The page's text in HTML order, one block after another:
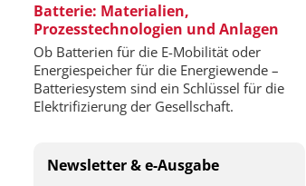
Batterie: Materialien,
Prozesstechnologien und Anlagen
Ob Batterien für die E-Mobilität oder
Energiespeicher für die Energiewende –
Batteriesystem sind ein Schlüssel für die
Elektrifizierung der Gesellschaft.
Newsletter & e-Ausgabe